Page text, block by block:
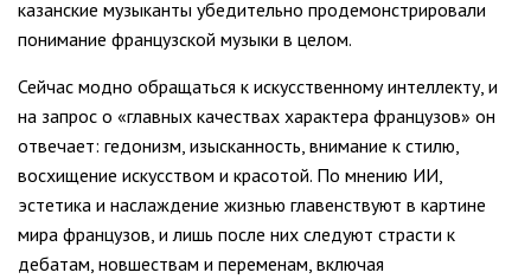
казанские музыканты убедительно продемонстрировали
понимание французской музыки в целом.
Сейчас модно обращаться к искусственному интеллекту, и
на запрос о «главных качествах характера французов» он
отвечает: гедонизм, изысканность, внимание к стилю,
восхищение искусством и красотой. По мнению ИИ,
эстетика и наслаждение жизнью главенствуют в картине
мира французов, и лишь после них следуют страсти к
дебатам, новшествам и переменам, включая